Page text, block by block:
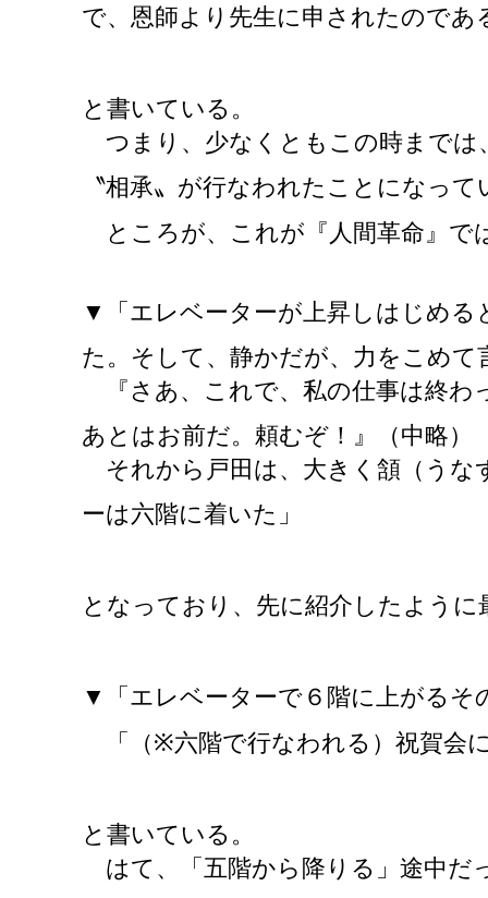
で、恩師より先生に申されたのであ
と書いている。
つまり、少なくともこの時までは
〝相承〟が行なわれたことになっ
ところが、これが『人間革命』で
▼「エレベーターが上昇しはじめる
た。そして、静かだが、力をこめて
『さあ、これで、私の仕事は終わ
あとはお前だ。頼むぞ！』（中略）
それから戸田は、大きく頷（うな
ーは六階に着いた」
となっており、先に紹介したように
▼「エレベーターで６階に上がるそ
「（※六階で行なわれる）祝賀会
と書いている。
はて、「五階から降りる」途中だ